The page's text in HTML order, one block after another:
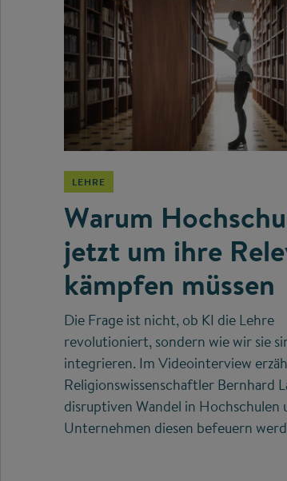
LEHRE
Warum
jetzt um ihre
kämpfen müssen
Die Frage ist nicht, ob KI die Lehre
revolutioniert, sondern wie wir sie
integrieren. Im Videointerview
Religionswissenschaftler Bernhard
disruptiven Wandel in Hochschulen
Unternehmen diesen befeuern